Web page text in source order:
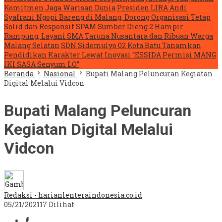
Komitmen Jaga Warisan Dunia Presiden LIRA Andi
Syafrani Ngopi Bareng di Malang, Dorong Organisasi Tetap
Solid dan ResponsifSPAM Sumber Dieng 2 Hampir
Rampung, Layani SMA Taruna Nusantara dan Ribuan Warga
Malang Selatan SDN Sidomulyo 02 Kota Batu Tanamkan
Pendidikan Karakter Lewat Inovasi “ESSIDA Permisi MANG
IKI SASA Senyum LO”
Beranda
Nasional
Bupati Malang Peluncuran Kegiatan
Digital Melalui Vidcon
Bupati Malang Peluncuran
Kegiatan Digital Melalui
Vidcon
Redaksi - harianlenteraindonesia.co.id
05/21/202117 Dilihat